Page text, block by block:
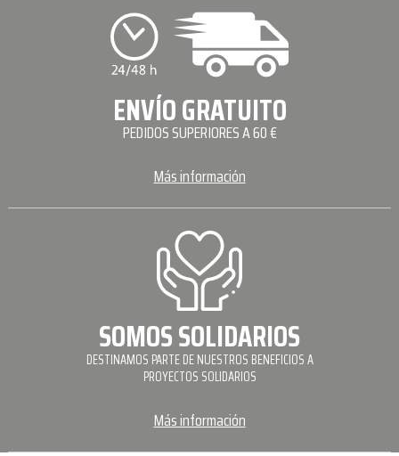
ENVÍO GRATUITO
PEDIDOS SUPERIORES A 60 €
Más información
SOMOS SOLIDARIOS
DESTINAMOS PARTE DE NUESTROS BENEFICIOS A
PROYECTOS SOLIDARIOS
Más información